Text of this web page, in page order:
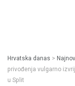
Hrvatska danas >
privođenja vulgarno
u Split